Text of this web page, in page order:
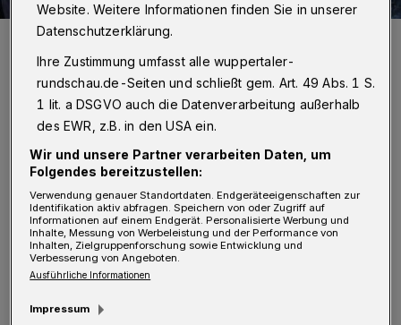
Papierherzen als Dankeschön für umsichtige Autofahrer: Das macht
Foto: Eduard Urssu
Von Eduard Urssu
"Ich wünsche mir mehr Sicherheit auf der
Straße", schreibt die kleine Omniya auf ihren
letztes Kita-Jahr", wünscht sich der
Website. Weitere Informationen finden Sie in unserer
Datenschutzerklärung.
Ihre Zustimmung umfasst alle wuppertaler-
rundschau.de-Seiten und schließt gem. Art. 49 Abs. 1 S.
1 lit. a DSGVO auch die Datenverarbeitung außerhalb
des EWR, z.B. in den USA ein.
Wir und unsere Partner verarbeiten Daten, um
Folgendes bereitzustellen:
Verwendung genauer Standortdaten. Endgeräteeigenschaften zur
Identifikation aktiv abfragen. Speichern von oder Zugriff auf
Informationen auf einem Endgerät. Personalisierte Werbung und
Inhalte, Messung von Werbeleistung und der Performance von
Inhalten, Zielgruppenforschung sowie Entwicklung und
Verbesserung von Angeboten.
Ausführliche Informationen
Impressum